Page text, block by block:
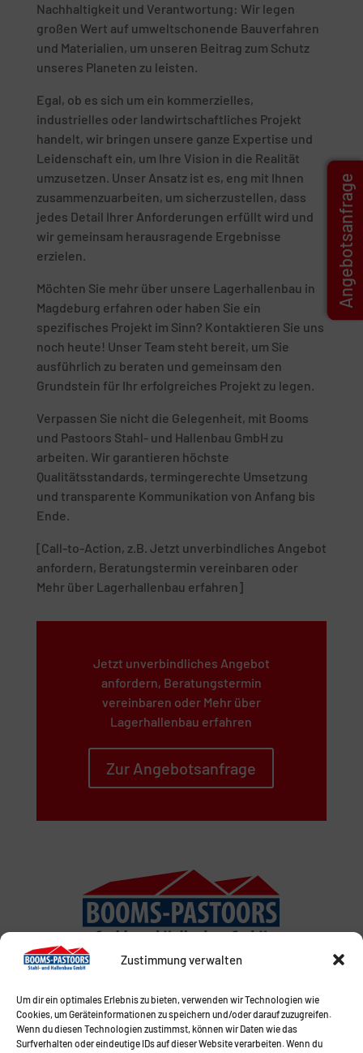
Zustimmung verwalten
Um dir ein optimales Erlebnis zu bieten, verwenden wir Technologien wie
Cookies, um Geräteinformationen zu speichern und/oder darauf zuzugreifen.
Wenn du diesen Technologien zustimmst, können wir Daten wie das
Surfverhalten oder eindeutige IDs auf dieser Website verarbeiten. Wenn du
Nachhaltigkeit und Verantwortung: Wir legen
großen Wert auf umweltschonende Bauverfahren
und Materialien, um unseren Beitrag zum Schutz
unseres Planeten zu leisten.
Egal, ob es sich um ein kommerzielles,
industrielles oder landwirtschaftliches Projekt
handelt, wir bringen unsere ganze Expertise und
Leidenschaft ein, um Ihre Vision in die Realität
umzusetzen. Unser Ansatz ist es, eng mit Ihnen
zusammenzuarbeiten, um sicherzustellen, dass
jedes Detail Ihrer Anforderungen erfüllt wird und
wir gemeinsam herausragende Ergebnisse
erzielen.
Möchten Sie mehr über unsere Lagerhallenbau in
Magdeburg erfahren oder haben Sie ein
spezifisches Projekt im Sinn? Kontaktieren Sie uns
noch heute! Unser Team steht bereit, um Sie
ausführlich zu beraten und gemeinsam den
Grundstein für Ihr erfolgreiches Projekt zu legen.
Verpassen Sie nicht die Gelegenheit, mit Booms
und Pastoors Stahl- und Hallenbau GmbH zu
arbeiten. Wir garantieren höchste
Qualitätsstandards, termingerechte Umsetzung
und transparente Kommunikation von Anfang bis
Ende.
[Call-to-Action, z.B. Jetzt unverbindliches Angebot
anfordern, Beratungstermin vereinbaren oder
Mehr über Lagerhallenbau erfahren]
Jetzt unverbindliches Angebot
anfordern, Beratungstermin
vereinbaren oder Mehr über
Lagerhallenbau erfahren
Zur Angebotsanfrage
Angebotsanfrage